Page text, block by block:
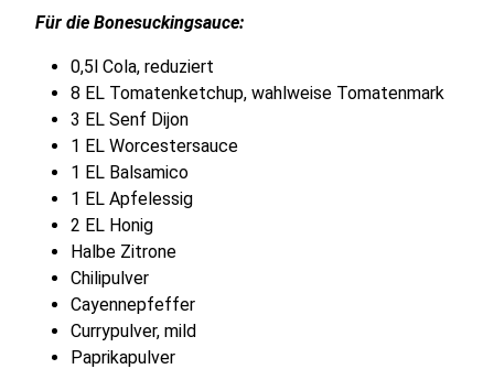
Für die Bonesuckingsauce:
0,5l Cola, reduziert
8 EL Tomatenketchup, wahlweise Tomatenmark
3 EL Senf Dijon
1 EL Worcestersauce
1 EL Balsamico
1 EL Apfelessig
2 EL Honig
Halbe Zitrone
Chilipulver
Cayennepfeffer
Currypulver, mild
Paprikapulver